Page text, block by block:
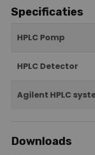
Specificaties
HPLC Pomp
HPLC Detector
Agilent HPLC
Downloads